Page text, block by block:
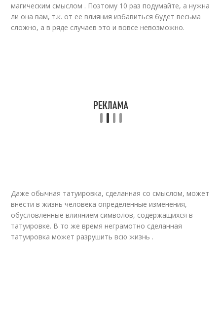
магическим смыслом . Поэтому 10 раз подумайте, а нужна
ли она вам, т.к. от ее влияния избавиться будет весьма
сложно, а в ряде случаев это и вовсе невозможно.
Даже обычная татуировка, сделанная со смыслом, может
внести в жизнь человека определенные изменения,
обусловленные влиянием символов, содержащихся в
татуировке. В то же время неграмотно сделанная
татуировка может разрушить всю жизнь .